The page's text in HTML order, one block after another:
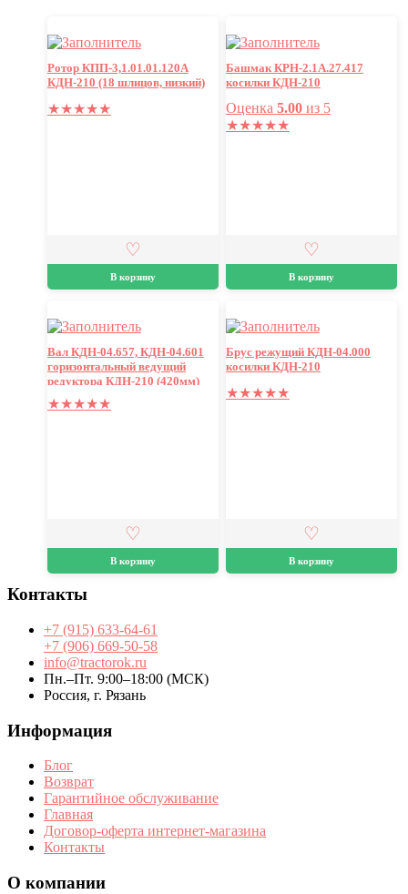
Ротор КПП-3,1.01.01.120А
КДН-210 (18 шлицов, низкий)
★★★★★
В корзину
Башмак КРН-2.1А.27.417
косилки КДН-210
Оценка 5.00из 5
★★★★★
В корзину
Вал КДН-04.657, КДН-04.601
горизонтальный ведущий
редуктора КДН-210 (420мм)
★★★★★
В корзину
Брус режущий КДН-04.000
косилки КДН-210
★★★★★
В корзину
Контакты
+7 (915) 633-64-61
+7 (906) 669-50-58
info@tractorok.ru
Пн.–Пт. 9:00–18:00 (МСК)
Россия, г. Рязань
Информация
Блог
Возврат
Гарантийное обслуживание
Главная
Договор-оферта интернет-магазина
Контакты
О компании